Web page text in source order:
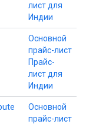
лист для
Индии
Основной
прайс-лист
Прайс-
лист для
Индии
Основной
прайс-лист